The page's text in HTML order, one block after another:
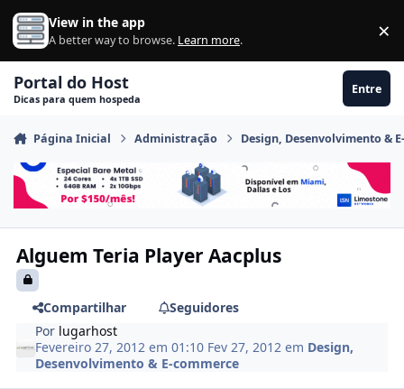
Ir para conteúdo
View in the app
A better way to browse. Learn more. ×
Portal do Host
Dicas para quem hospeda
Entre
Página Inicial Administração Design, Desenvolvimento &
Alguem Teria Player Aacplus
Compartilhar
Seguidores
Por lugarhost
Fevereiro 27, 2012 em 01:10 Fev 27, 2012 em Design,
Desenvolvimento & E-commerce